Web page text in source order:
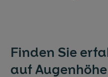
Finden Sie
auf